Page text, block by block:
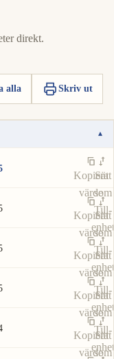
direkt.
alla Skriv ut
▾
Kopiera
värde
Sätt
som
Till-
enhet
Kopiera
värde
Sätt
som
Till-
enhet
Kopiera
värde
Sätt
som
Till-
enhet
Kopiera
värde
Sätt
som
Till-
enhet
Kopiera
värde
Sätt
som